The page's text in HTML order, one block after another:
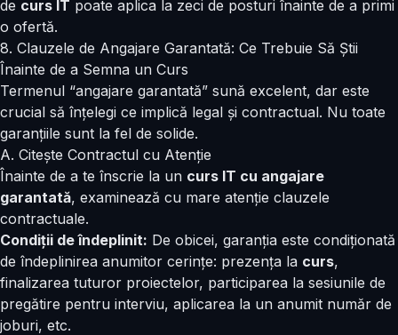
de curs IT poate aplica la zeci de posturi înainte de a primi
o ofertă.
8. Clauzele de Angajare Garantată: Ce Trebuie Să Știi
Înainte de a Semna un Curs
Termenul “angajare garantată” sună excelent, dar este
crucial să înțelegi ce implică legal și contractual. Nu toate
garanțiile sunt la fel de solide.
A. Citește Contractul cu Atenție
Înainte de a te înscrie la un curs IT cu angajare
garantată, examinează cu mare atenție clauzele
contractuale.
Condiții de îndeplinit: De obicei, garanția este condiționată
de îndeplinirea anumitor cerințe: prezența la curs,
finalizarea tuturor proiectelor, participarea la sesiunile de
pregătire pentru interviu, aplicarea la un anumit număr de
joburi, etc.